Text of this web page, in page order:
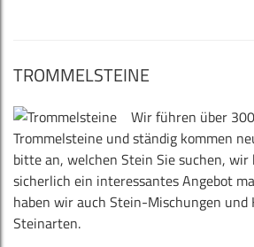
TROMMELSTEINE
Wir führen über
Trommelsteine und ständig kommen
bitte an, welchen Stein Sie suchen, wir
sicherlich ein interessantes Angebot
haben wir auch Stein-Mischungen und
Steinarten.